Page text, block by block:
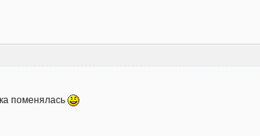
поменялась